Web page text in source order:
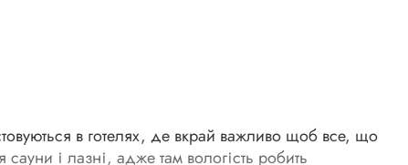
в готелях, де вкрай важливо щоб все, що
сауни і лазні, адже там вологість робить